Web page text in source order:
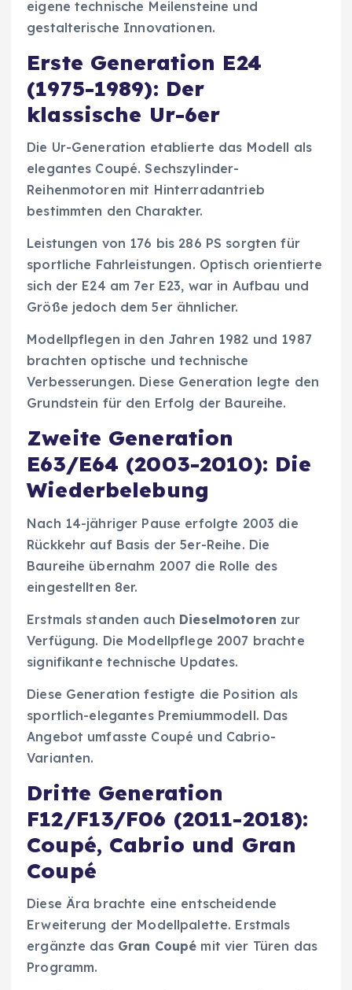
eigene technische Meilensteine und
gestalterische Innovationen.
Erste Generation E24
(1975-1989): Der
klassische Ur-6er
Die Ur-Generation etablierte das Modell als
elegantes Coupé. Sechszylinder-
Reihenmotoren mit Hinterradantrieb
bestimmten den Charakter.
Leistungen von 176 bis 286 PS sorgten für
sportliche Fahrleistungen. Optisch orientierte
sich der E24 am 7er E23, war in Aufbau und
Größe jedoch dem 5er ähnlicher.
Modellpflegen in den Jahren 1982 und 1987
brachten optische und technische
Verbesserungen. Diese Generation legte den
Grundstein für den Erfolg der Baureihe.
Zweite Generation
E63/E64 (2003-2010): Die
Wiederbelebung
Nach 14-jähriger Pause erfolgte 2003 die
Rückkehr auf Basis der 5er-Reihe. Die
Baureihe übernahm 2007 die Rolle des
eingestellten 8er.
Erstmals standen auch Dieselmotoren zur
Verfügung. Die Modellpflege 2007 brachte
signifikante technische Updates.
Diese Generation festigte die Position als
sportlich-elegantes Premiummodell. Das
Angebot umfasste Coupé und Cabrio-
Varianten.
Dritte Generation
F12/F13/F06 (2011-2018):
Coupé, Cabrio und Gran
Coupé
Diese Ära brachte eine entscheidende
Erweiterung der Modellpalette. Erstmals
ergänzte das Gran Coupé mit vier Türen das
Programm.